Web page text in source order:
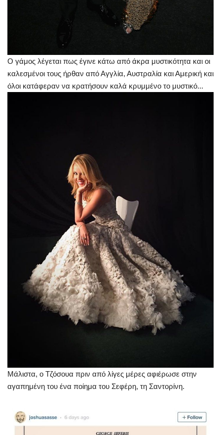
Ο γάμος λέγεται πως έγινε κάτω από άκρα μυστικότητα και οι
καλεσμένοι τους ήρθαν από Αγγλία, Αυστραλία και Αμερική και
όλοι κατάφεραν να κρατήσουν καλά κρυμμένο το μυστικό...
Mάλιστα, ο Τζόσουα πριν από λίγες μέρες αφιέρωσε στην
αγαπημένη του ένα ποίημα του Σεφέρη, τη Σαντορίνη.